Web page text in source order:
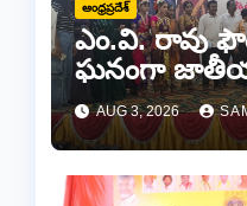
ఆంధ్రప్రదేశ్
ఎం.వి. రావు
ఘనంగా జాతీయ
సమరయోధుల
ప్రధానోత్సవం
AUG 3, 2026